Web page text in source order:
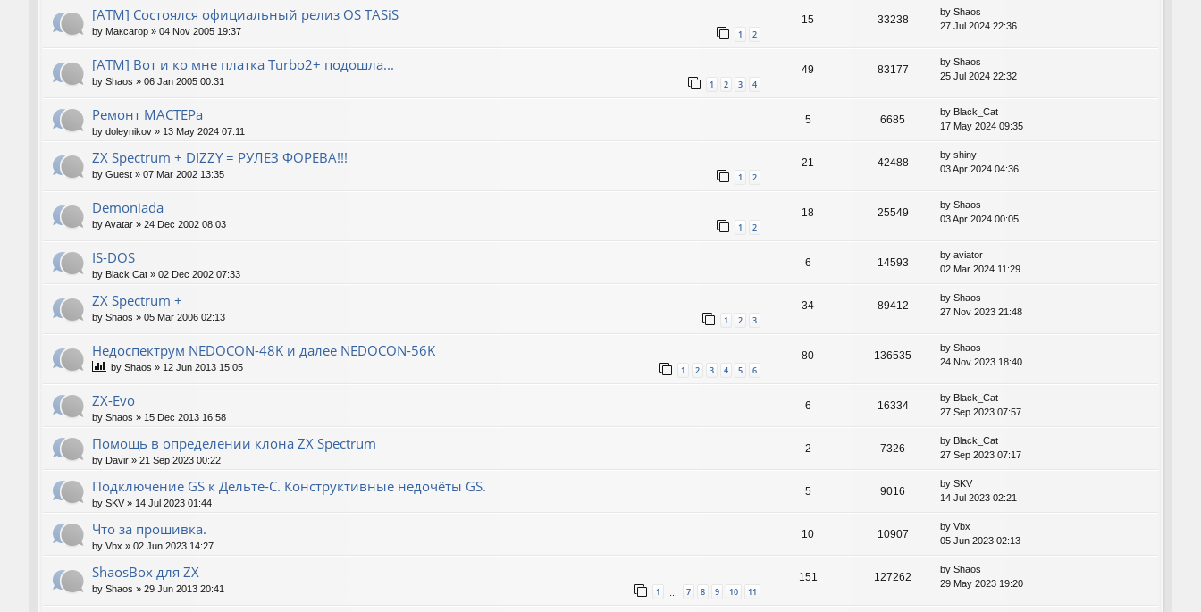
[ATM] Состоялся официальный релиз OS TASiS
by Максагор » 04 Nov 2005 19:37 1 2
15 33238
by Shaos
27 Jul 2024 22:36
[ATM] Вот и ко мне платка Turbo2+ подошла...
by Shaos » 06 Jan 2005 00:31 1 2 3 4
49 83177
by Shaos
25 Jul 2024 22:32
Ремонт МАСТЕРа
by doleynikov » 13 May 2024 07:11
5 6685
by Black_Cat
17 May 2024 09:35
ZX Spectrum + DIZZY = РУЛЕЗ ФОРЕВА!!!
by Guest » 07 Mar 2002 13:35 1 2
21 42488
by shiny
03 Apr 2024 04:36
Demoniada
byAvatar » 24 Dec 2002 08:03 1 2
18 25549
by Shaos
03 Apr 2024 00:05
IS-DOS
by Black Cat » 02 Dec 2002 07:33
6 14593
by aviator
02 Mar 2024 11:29
ZX Spectrum +
by Shaos » 05 Mar 2006 02:13 1 2 3
34 89412
by Shaos
27 Nov 2023 21:48
Недоспектрум NEDOCON-48K и далее NEDOCON-56K
by Shaos » 12 Jun 2013 15:05 1 2 3 4 5 6
80 136535
by Shaos
24 Nov 2023 18:40
ZX-Evo
by Shaos » 15 Dec 2013 16:58
6 16334
by Black_Cat
27 Sep 2023 07:57
Помощь в определении клона ZX Spectrum
by Davir » 21 Sep 2023 00:22
2 7326
by Black_Cat
27 Sep 2023 07:17
Подключение GS к Дельте-С. Конструктивные недочёты GS.
by SKV » 14 Jul 2023 01:44
5 9016
by SKV
14 Jul 2023 02:21
Что за прошивка.
by Vbx » 02 Jun 2023 14:27
10 10907
by Vbx
05 Jun 2023 02:13
ShaosBox для ZX
by Shaos » 29 Jun 2013 20:41 1 … 7 8 9 10 11
151 127262
by Shaos
29 May 2023 19:20